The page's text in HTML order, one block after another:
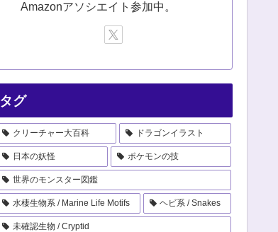
Amazonアソシエイト参加中。
タグ
クリーチャー大百科 ドラゴンイラスト
日本の妖怪 ポケモンの技
世界のモンスター図鑑
水棲生物系 / Marine Life Motifs ヘビ系 / Snakes
未確認生物 / Cryptid